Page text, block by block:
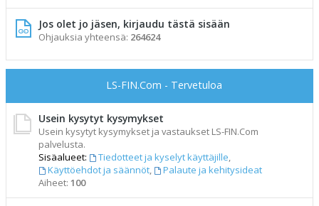
Jos olet jo jäsen, kirjaudu tästä sisään
Ohjauksia yhteensä: 264624
LS-FIN.Com - Tervetuloa
Usein kysytyt kysymykset
Usein kysytyt kysymykset ja vastaukset LS-FIN.Com
palvelusta.
Sisäalueet:
Tiedotteet ja kyselyt käyttäjille,
Käyttöehdot ja säännöt,
Palaute ja kehitysideat
Aiheet: 100